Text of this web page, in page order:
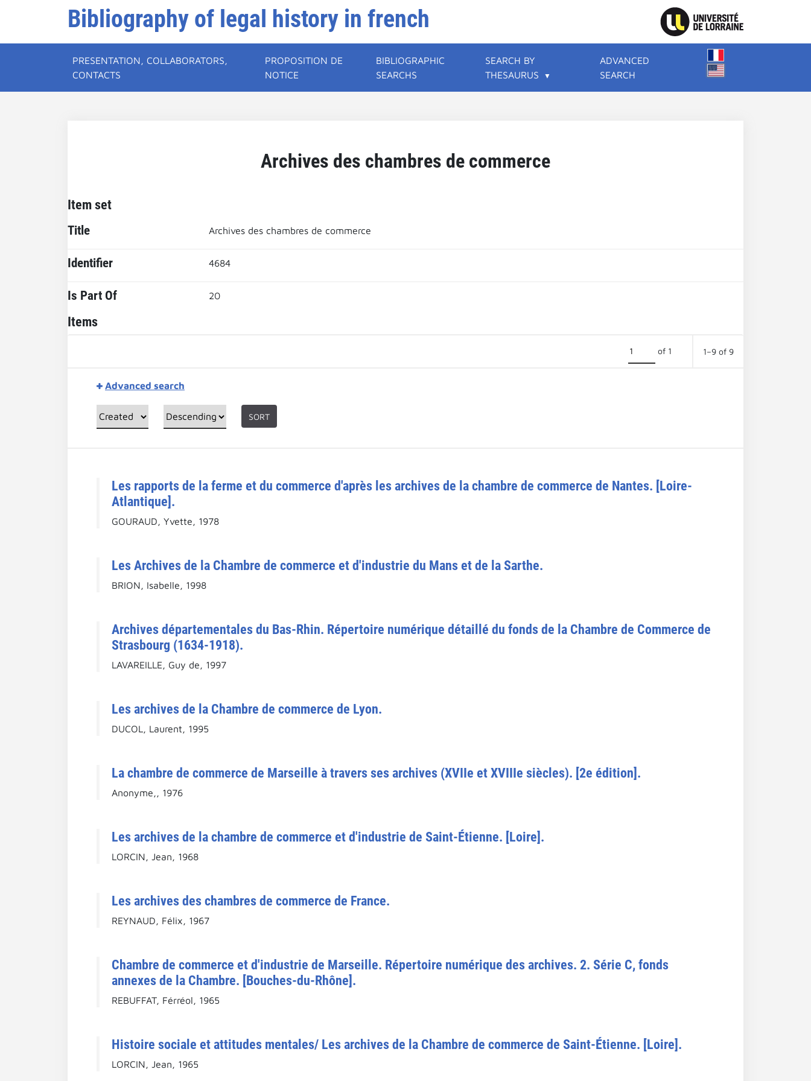
Bibliography of legal history in french
PRESENTATION, COLLABORATORS,
CONTACTS
PROPOSITION DE
NOTICE
BIBLIOGRAPHIC
SEARCHS
SEARCH BY
THESAURUS
ADVANCED
SEARCH
Archives des chambres de commerce
Item set
Title Archives des chambres de commerce
Identifier 4684
Is Part Of 20
Items
of 1 1–9 of 9
Advanced search
SORT
Les rapports de la ferme et du commerce d'après les archives de la chambre de commerce de Nantes. [Loire-
Atlantique].
GOURAUD, Yvette, 1978
Les Archives de la Chambre de commerce et d'industrie du Mans et de la Sarthe.
BRION, Isabelle, 1998
Archives départementales du Bas-Rhin. Répertoire numérique détaillé du fonds de la Chambre de Commerce de
Strasbourg (1634-1918).
LAVAREILLE, Guy de, 1997
Les archives de la Chambre de commerce de Lyon.
DUCOL, Laurent, 1995
La chambre de commerce de Marseille à travers ses archives (XVIIe et XVIIIe siècles). [2e édition].
Anonyme,, 1976
Les archives de la chambre de commerce et d'industrie de Saint-Étienne. [Loire].
LORCIN, Jean, 1968
Les archives des chambres de commerce de France.
REYNAUD, Félix, 1967
Chambre de commerce et d'industrie de Marseille. Répertoire numérique des archives. 2. Série C, fonds
annexes de la Chambre. [Bouches-du-Rhône].
REBUFFAT, Férréol, 1965
Histoire sociale et attitudes mentales/ Les archives de la Chambre de commerce de Saint-Étienne. [Loire].
LORCIN, Jean, 1965